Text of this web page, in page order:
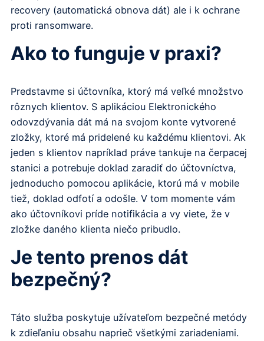
recovery (automatická obnova dát) ale i k ochrane
proti ransomware.
Ako to funguje v praxi?
Predstavme si účtovníka, ktorý má veľké množstvo
rôznych klientov. S aplikáciou Elektronického
odovzdývania dát má na svojom konte vytvorené
zložky, ktoré má pridelené ku každému klientovi. Ak
jeden s klientov napríklad práve tankuje na čerpacej
stanici a potrebuje doklad zaradiť do účtovníctva,
jednoducho pomocou aplikácie, ktorú má v mobile
tiež, doklad odfotí a odošle. V tom momente vám
ako účtovníkovi príde notifikácia a vy viete, že v
zložke daného klienta niečo pribudlo.
Je tento prenos dát
bezpečný?
Táto služba poskytuje užívateľom bezpečné metódy
k zdieľaniu obsahu naprieč všetkými zariadeniami.